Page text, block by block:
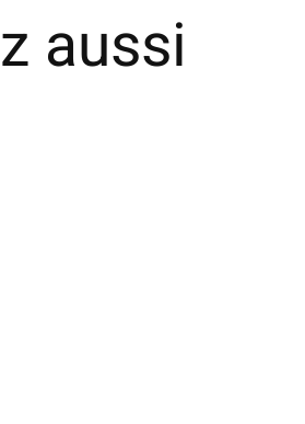
aussi